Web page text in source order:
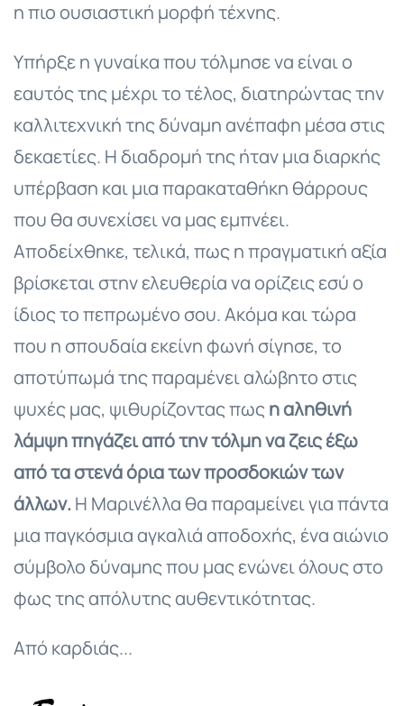
η πιο ουσιαστική μορφή τέχνης.
Υπήρξε η γυναίκα που τόλμησε να είναι ο
εαυτός της μέχρι το τέλος, διατηρώντας την
καλλιτεχνική της δύναμη ανέπαφη μέσα στις
δεκαετίες. Η διαδρομή της ήταν μια διαρκής
υπέρβαση και μια παρακαταθήκη θάρρους
που θα συνεχίσει να μας εμπνέει.
Αποδείχθηκε, τελικά, πως η πραγματική αξία
βρίσκεται στην ελευθερία να ορίζεις εσύ ο
ίδιος το πεπρωμένο σου. Ακόμα και τώρα
που η σπουδαία εκείνη φωνή σίγησε, το
αποτύπωμά της παραμένει αλώβητο στις
ψυχές μας, ψιθυρίζοντας πωςη αληθινή
λάμψη πηγάζει από την τόλμη να ζεις έξω
από τα στενά όρια των προσδοκιών των
άλλων.Η Μαρινέλλα θα παραμείνει για πάντα
μια παγκόσμια αγκαλιά αποδοχής, ένα αιώνιο
σύμβολο δύναμης που μας ενώνει όλους στο
φως της απόλυτης αυθεντικότητας.
Από καρδιάς...